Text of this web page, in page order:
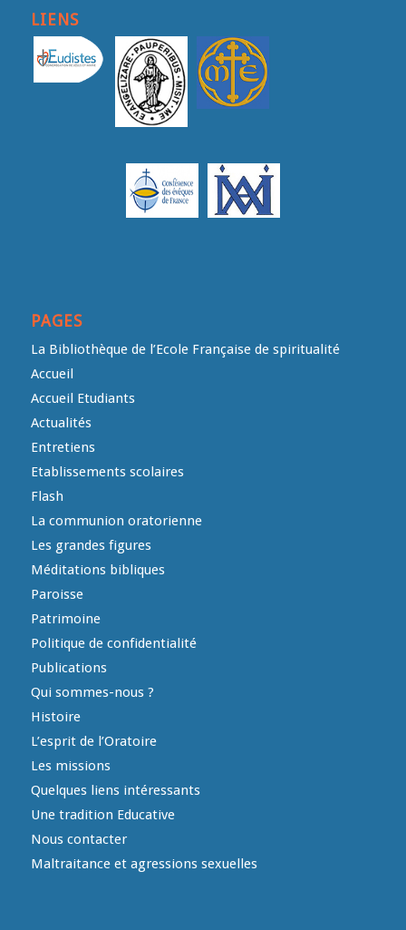
LIENS
PAGES
La Bibliothèque de l’Ecole Française de spiritualité
Accueil
Accueil Etudiants
Actualités
Entretiens
Etablissements scolaires
Flash
La communion oratorienne
Les grandes figures
Méditations bibliques
Paroisse
Patrimoine
Politique de confidentialité
Publications
Qui sommes-nous ?
Histoire
L’esprit de l’Oratoire
Les missions
Quelques liens intéressants
Une tradition Educative
Nous contacter
Maltraitance et agressions sexuelles